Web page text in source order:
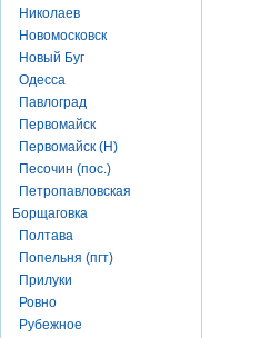
Николаев
Новомосковск
Новый Буг
Одесса
Павлоград
Первомайск
Первомайск (Н)
Песочин (пос.)
Петропавловская
Борщаговка
Полтава
Попельня (пгт)
Прилуки
Ровно
Рубежное